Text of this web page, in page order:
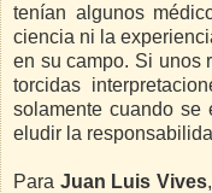
tenían algunos
ciencia ni la
en su campo. Si unos
torcidas
solamente cuando se
eludir la
Para Juan Luis Vives